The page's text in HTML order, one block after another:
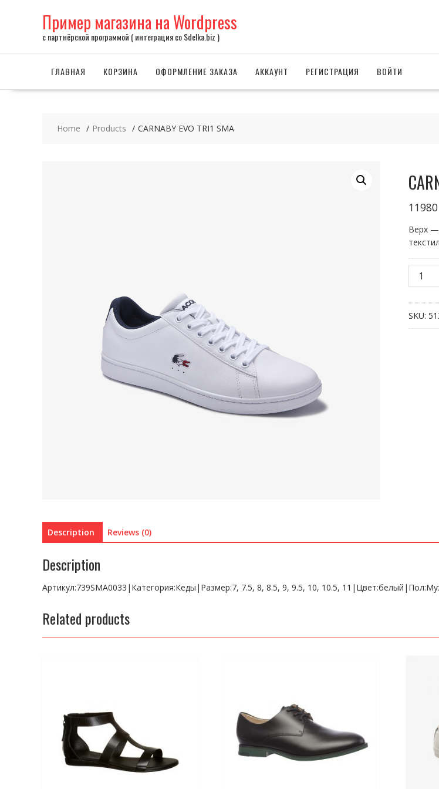
Пример магазина на Wordpress
с партнёрской программой ( интеграция со Sdelka.biz )
ГЛАВНАЯ КОРЗИНА ОФОРМЛЕНИЕ ЗАКАЗА АККАУНТ РЕГИСТРАЦИЯ ВОЙТИ
Home Products CARNABY EVO TRI1 SMA
11980
Верх —
EVO
quantity
SKU:
Description Reviews (0)
Description
Артикул:739SMA0033|Категория:Кеды|Размер:7, 7.5, 8, 8.5, 9, 9.5, 10, 10.5,
Related products